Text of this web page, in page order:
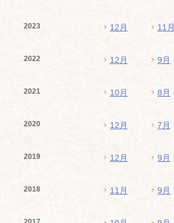
2023 12月 11月
2022 12月 9月
2021 10月 8月
2020 12月 7月
2019 12月 9月
2018 11月 9月